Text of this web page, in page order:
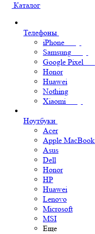
Каталог
Телефоны
iPhone
Samsung
Google Pixel
Honor
Huawei
Nothing
Xiaomi
Ноутбуки
Acer
Apple MacBook
Asus
Dell
Honor
HP
Huawei
Lenovo
Microsoft
MSI
Еще